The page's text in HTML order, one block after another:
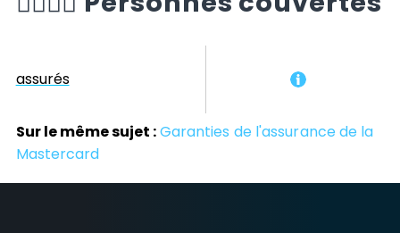
assurés
Sur le même sujet :Garanties de l'assurance de la
Mastercard